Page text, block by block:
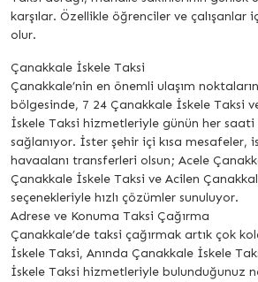
karşılar. Özellikle öğrenciler ve çalışanlar
olur.
Çanakkale İskele Taksi
Çanakkale’nin en önemli ulaşım
bölgesinde, 7 24 Çanakkale İskele Taksi
İskele Taksi hizmetleriyle günün her saati
sağlanıyor. İster şehir içi kısa mesafeler,
havaalanı transferleri olsun; Acele
Çanakkale İskele Taksi ve Acilen
seçenekleriyle hızlı çözümler sunuluyor.
Adrese ve Konuma Taksi Çağırma
Çanakkale’de taksi çağırmak artık çok
İskele Taksi, Anında Çanakkale İskele
İskele Taksi hizmetleriyle bulunduğunuz